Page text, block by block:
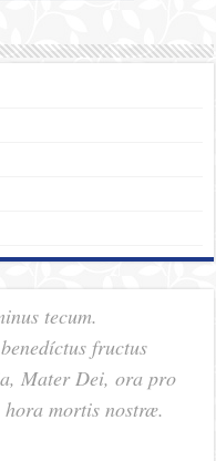
tecum.
fructus
Mater Dei, ora pro
mortis nostræ.